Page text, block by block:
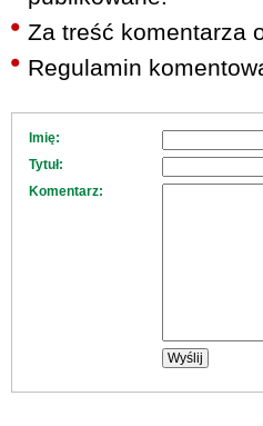
Za treść komentarza
Regulamin
Imię:
Tytuł:
Komentarz: